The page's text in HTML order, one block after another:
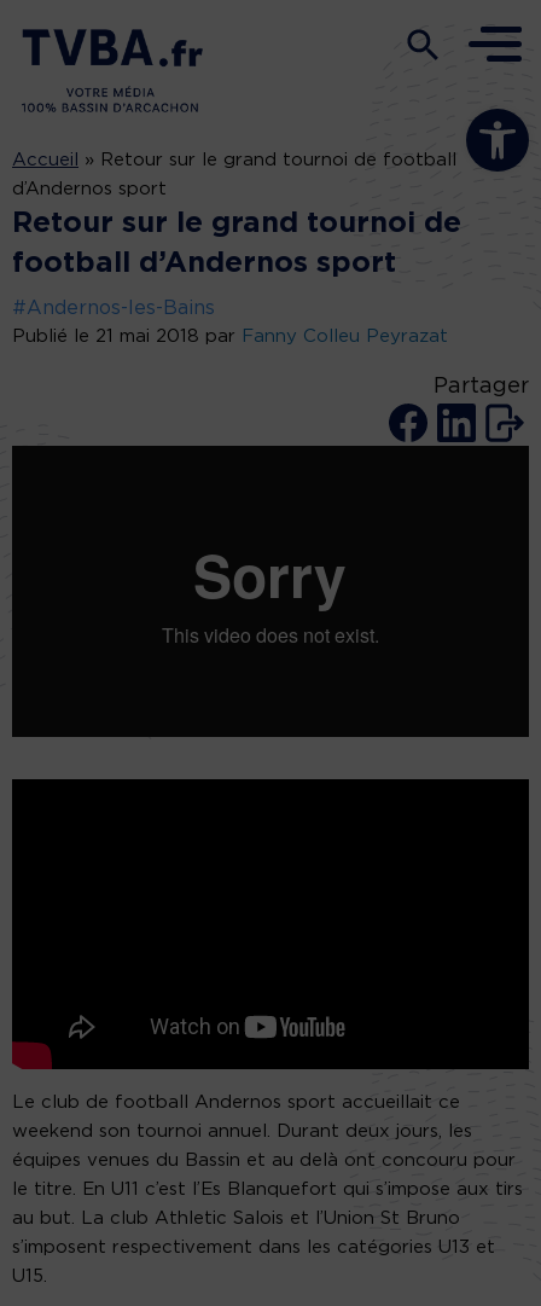
Ouvrir la
Accueil » Retour sur le grand tournoi de football
d’Andernos sport
Retour sur le grand tournoi de
football d’Andernos sport
#Andernos-les-Bains
Publié le 21 mai 2018 par Fanny Colleu Peyrazat
Partager
Le club de football Andernos sport accueillait ce
weekend son tournoi annuel. Durant deux jours, les
équipes venues du Bassin et au delà ont concouru pour
le titre. En U11 c’est l’Es Blanquefort qui s’impose aux tirs
au but. La club Athletic Salois et l’Union St Bruno
s’imposent respectivement dans les catégories U13 et
U15.